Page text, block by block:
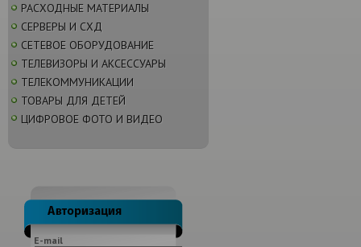
РАСХОДНЫЕ МАТЕРИАЛЫ
СЕРВЕРЫ И СХД
СЕТЕВОЕ ОБОРУДОВАНИЕ
ТЕЛЕВИЗОРЫ И АКСЕССУАРЫ
ТЕЛЕКОММУНИКАЦИИ
ТОВАРЫ ДЛЯ ДЕТЕЙ
ЦИФРОВОЕ ФОТО И ВИДЕО
E-mail